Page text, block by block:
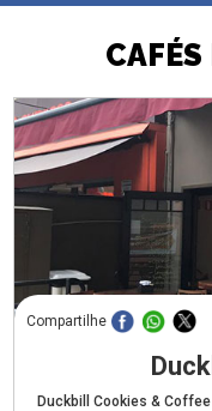
CAFÉS
Compartilhe
Duckbill Cookies &